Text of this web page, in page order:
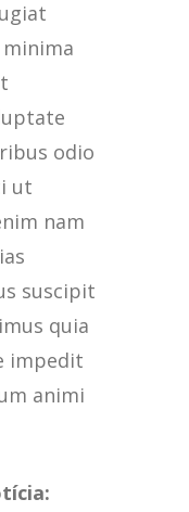
odio
ut
nam
suscipit
quia
impedit
animi